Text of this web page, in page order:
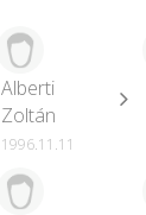
Alberti
Zoltán
1996.11.11